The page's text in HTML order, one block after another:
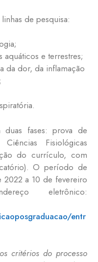
de pesquisa:
e terrestres;
da dor, da inflamação
duas fases: prova de
Fisiológicas
do currículo, com
O período de
2022 a 10 de fevereiro
eletrônico:
entr
critérios do processo